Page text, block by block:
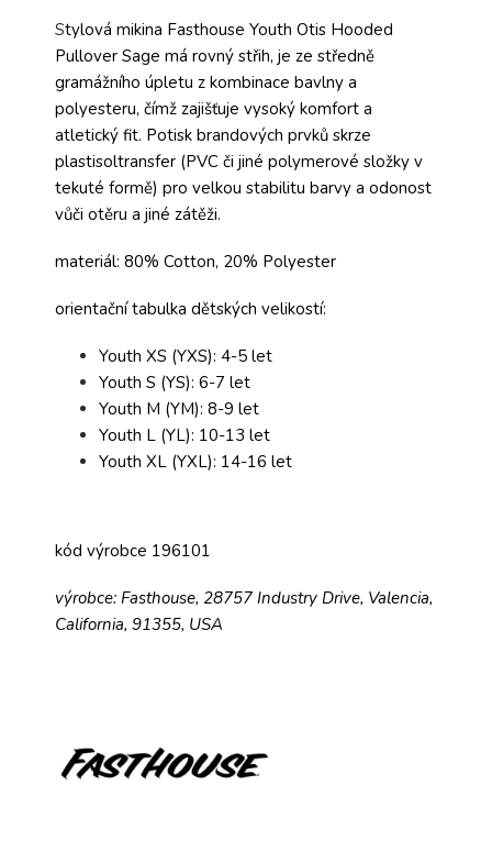
Stylová mikina Fasthouse Youth Otis Hooded
Pullover Sage má rovný střih, je ze středně
gramážního úpletu z kombinace bavlny a
polyesteru, čímž zajišťuje vysoký komfort a
atletický fit. Potisk brandových prvků skrze
plastisoltransfer (PVC či jiné polymerové složky v
tekuté formě) pro velkou stabilitu barvy a odonost
vůči otěru a jiné zátěži.
materiál: 80% Cotton, 20% Polyester
orientační tabulka dětských velikostí:
Youth XS (YXS): 4-5 let
Youth S (YS): 6-7 let
Youth M (YM): 8-9 let
Youth L (YL): 10-13 let
Youth XL (YXL): 14-16 let
kód výrobce 196101
výrobce: Fasthouse, 28757 Industry Drive, Valencia,
California, 91355, USA